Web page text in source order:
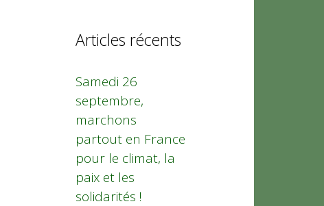
Articles récents
Samedi 26
septembre,
marchons
partout en France
pour le climat, la
paix et les
solidarités !